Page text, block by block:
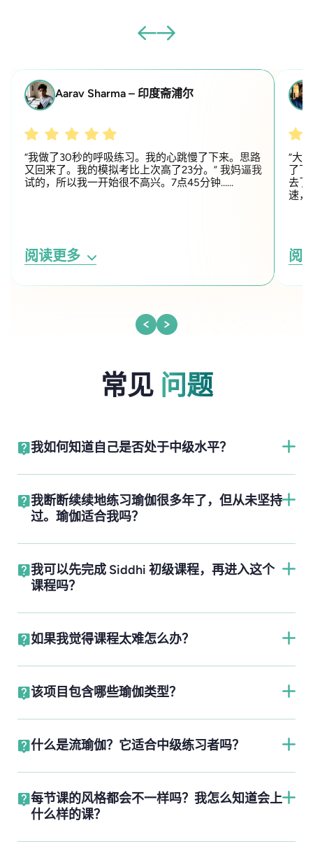
Aarav Sharma – 印度斋浦尔
“我做了30秒的呼吸练习。我的心跳慢了下来。思路
又回来了。我的模拟考比上次高了23分。” 我妈逼我
试的，所以我一开始很不高兴。7点45分钟……
阅读更多
“大
了下
去了
速，
阅
常见 问题
我如何知道自己是否处于中级水平？
我断断续续地练习瑜伽很多年了，但从未坚持
过。瑜伽适合我吗？
我可以先完成 Siddhi 初级课程，再进入这个
课程吗？
如果我觉得课程太难怎么办？
该项目包含哪些瑜伽类型？
什么是流瑜伽？它适合中级练习者吗？
每节课的风格都会不一样吗？我怎么知道会上
什么样的课？